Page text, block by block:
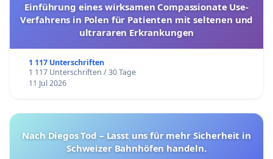
Einführung eines wirksamen Compassionate Use-
Verfahrens in Polen für Patienten mit seltenen und
ultrararen Erkrankungen
1 117 Unterschriften
1 117 Unterschriften / 30 Tage
11 Jul 2026
Nach Diegos Tod – Lasst uns für mehr Sicherheit in
Schweizer Bahnhöfen handeln.